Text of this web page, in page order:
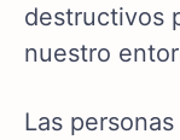
destructivos
nuestro
Las